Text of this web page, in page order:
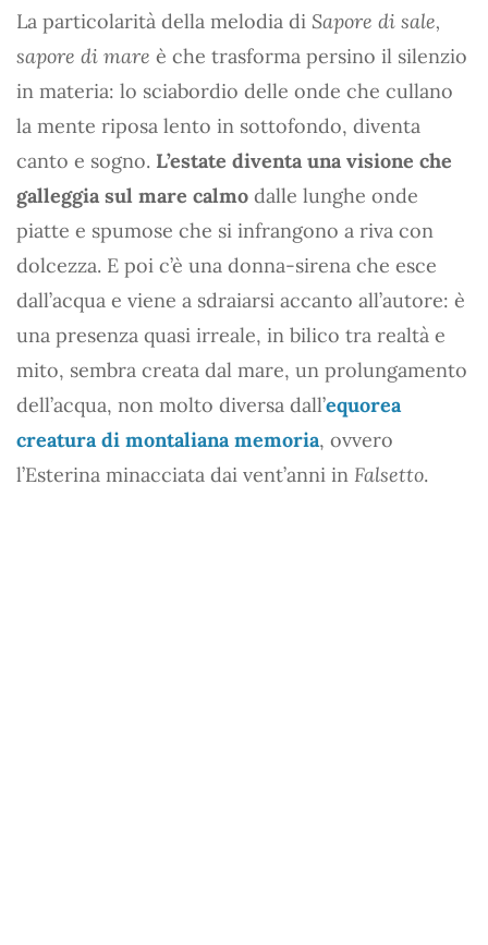
La particolarità della melodia di Sapore di sale,
sapore di mare è che trasforma persino il silenzio
in materia: lo sciabordio delle onde che cullano
la mente riposa lento in sottofondo, diventa
canto e sogno. L’estate diventa una visione che
galleggia sul mare calmo dalle lunghe onde
piatte e spumose che si infrangono a riva con
dolcezza. E poi c’è una donna-sirena che esce
dall’acqua e viene a sdraiarsi accanto all’autore: è
una presenza quasi irreale, in bilico tra realtà e
mito, sembra creata dal mare, un prolungamento
dell’acqua, non molto diversa dall’equorea
creatura di montaliana memoria, ovvero
l’Esterina minacciata dai vent’anni in Falsetto.